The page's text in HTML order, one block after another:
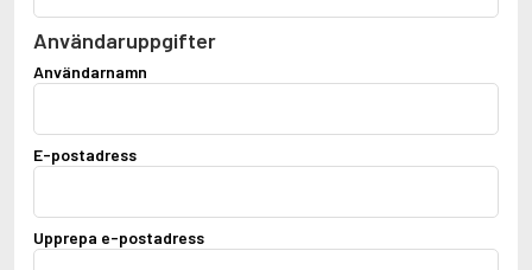
Användaruppgifter
Användarnamn
E-postadress
Upprepa e-postadress